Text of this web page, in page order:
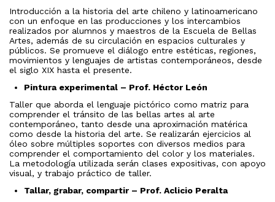
Introducción a la historia del arte chileno y latinoamericano
con un enfoque en las producciones y los intercambios
realizados por alumnos y maestros de la Escuela de Bellas
Artes, además de su circulación en espacios culturales y
públicos. Se promueve el diálogo entre estéticas, regiones,
movimientos y lenguajes de artistas contemporáneos, desde
el siglo XIX hasta el presente.
Pintura experimental – Prof. Héctor León
Taller que aborda el lenguaje pictórico como matriz para
comprender el tránsito de las bellas artes al arte
contemporáneo, tanto desde una aproximación matérica
como desde la historia del arte. Se realizarán ejercicios al
óleo sobre múltiples soportes con diversos medios para
comprender el comportamiento del color y los materiales.
La metodología utilizada serán clases expositivas, con apoyo
visual, y trabajo práctico de taller.
Tallar, grabar, compartir – Prof. Aclicio Peralta